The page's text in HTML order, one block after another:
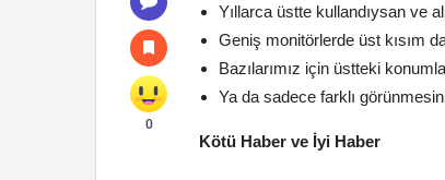
0
Yıllarca üstte kullandıysan ve
Geniş monitörlerde üst kısım
Bazılarımız için üstteki
Ya da sadece farklı
Kötü Haber ve İyi Haber